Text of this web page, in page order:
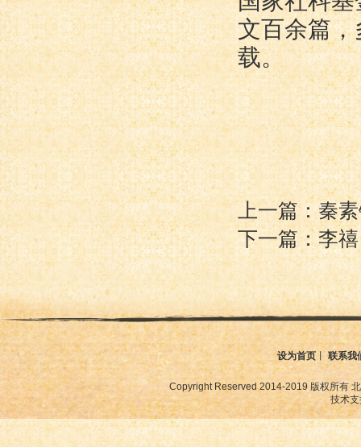
文百余篇
载。
上一篇：秦
下一篇：李禧
设为首页丨联系我
Copyright Reserved 2014-2019 版权所有
技术